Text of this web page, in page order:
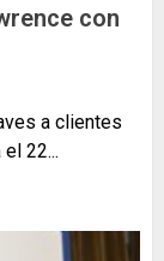
con
a clientes
22...